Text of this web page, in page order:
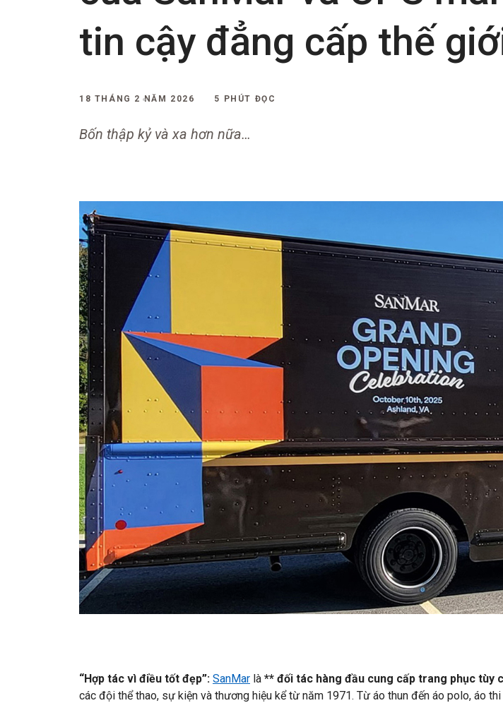
tin cậy đẳng cấp thế
18 THÁNG 2 NĂM 2026 5 PHÚT ĐỌC
Bốn thập kỷ và xa hơn nữa…
“Hợp tác vì điều tốt đẹp”: SanMar là ** đối tác hàng đầu cung cấp trang phục tùy
các đội thể thao, sự kiện và thương hiệu kể từ năm 1971. Từ áo thun đến áo polo, áo